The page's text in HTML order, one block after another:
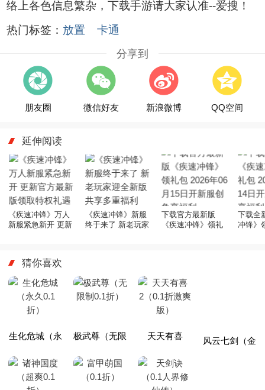
络上各色信息繁杂，下载手游请大家认准--爱搜！
热门标签： 放置 卡通
分享到
朋友圈 微信好友 新浪微博 QQ空间
延伸阅读
《疾速冲锋》万人
新服紧急新开 更新
《疾速冲锋》新服
终于来了 新老玩家
下载官方最新版
《疾速冲锋》领礼
下载全
冲锋》
猜你喜欢
生化危城（永
久0.1折）
极武尊（无限
制0.1折）
天天有喜
2（0.1折激爽
版）
风云七剑（金